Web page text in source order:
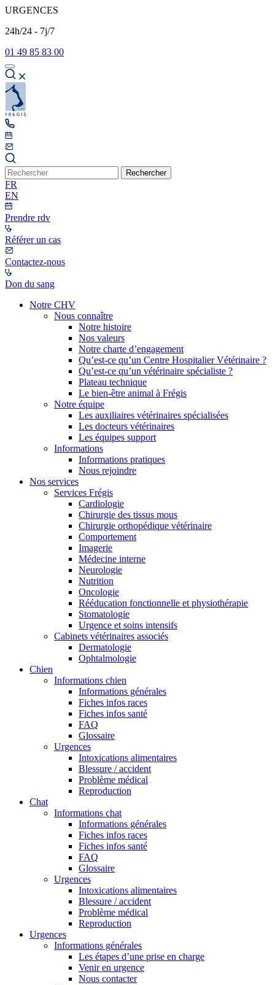
URGENCES
24h/24 - 7j/7
01 49 85 83 00
Rechercher
FR
EN
Prendre rdv
Référer un cas
Contactez-nous
Don du sang
Notre CHV
Nous connaître
Notre histoire
Nos valeurs
Notre charte d’engagement
Qu’est-ce qu’un Centre Hospitalier Vétérinaire ?
Qu’est-ce qu’un vétérinaire spécialiste ?
Plateau technique
Le bien-être animal à Frégis
Notre équipe
Les auxiliaires vétérinaires spécialisées
Les docteurs vétérinaires
Les équipes support
Informations
Informations pratiques
Nous rejoindre
Nos services
Services Frégis
Cardiologie
Chirurgie des tissus mous
Chirurgie orthopédique vétérinaire
Comportement
Imagerie
Médecine interne
Neurologie
Nutrition
Oncologie
Rééducation fonctionnelle et physiothérapie
Stomatologie
Urgence et soins intensifs
Cabinets vétérinaires associés
Dermatologie
Ophtalmologie
Chien
Informations chien
Informations générales
Fiches infos races
Fiches infos santé
FAQ
Glossaire
Urgences
Intoxications alimentaires
Blessure / accident
Problème médical
Reproduction
Chat
Informations chat
Informations générales
Fiches infos races
Fiches infos santé
FAQ
Glossaire
Urgences
Intoxications alimentaires
Blessure / accident
Problème médical
Reproduction
Urgences
Informations générales
Les étapes d’une prise en charge
Venir en urgence
Nous contacter